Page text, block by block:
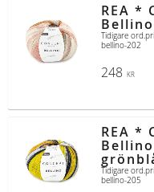
REA *
Tidigare
bellino-202
248 KR
REA *
Tidigare
bellino-205